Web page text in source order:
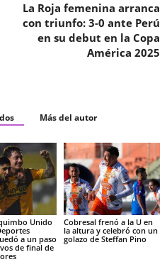
La Roja femenina arranca
con triunfo: 3-0 ante Perú
en su debut en la Copa
América 2025
Más del autor
Unido
a un paso
de final de
Cobresal frenó a la U en
la altura y celebró con un
golazo de Steffan Pino